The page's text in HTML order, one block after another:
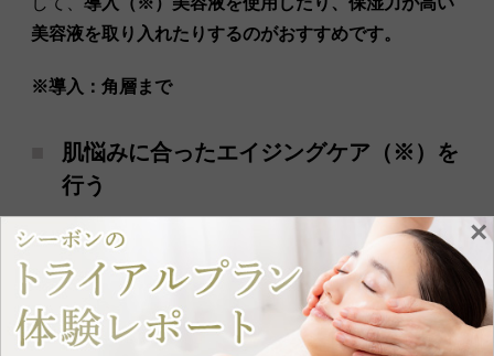
美容液を取り入れたりするのがおすすめです。
※導入：角層まで
肌悩みに合ったエイジングケア（※）を
行う
エイジングケアに使用するアイテムは、シミ、シワ、
くすみなど、自分の肌悩みに合ったものを選びましょ
う。
目元の小じわや乾燥が気になるなら小じわ対策用のア
×